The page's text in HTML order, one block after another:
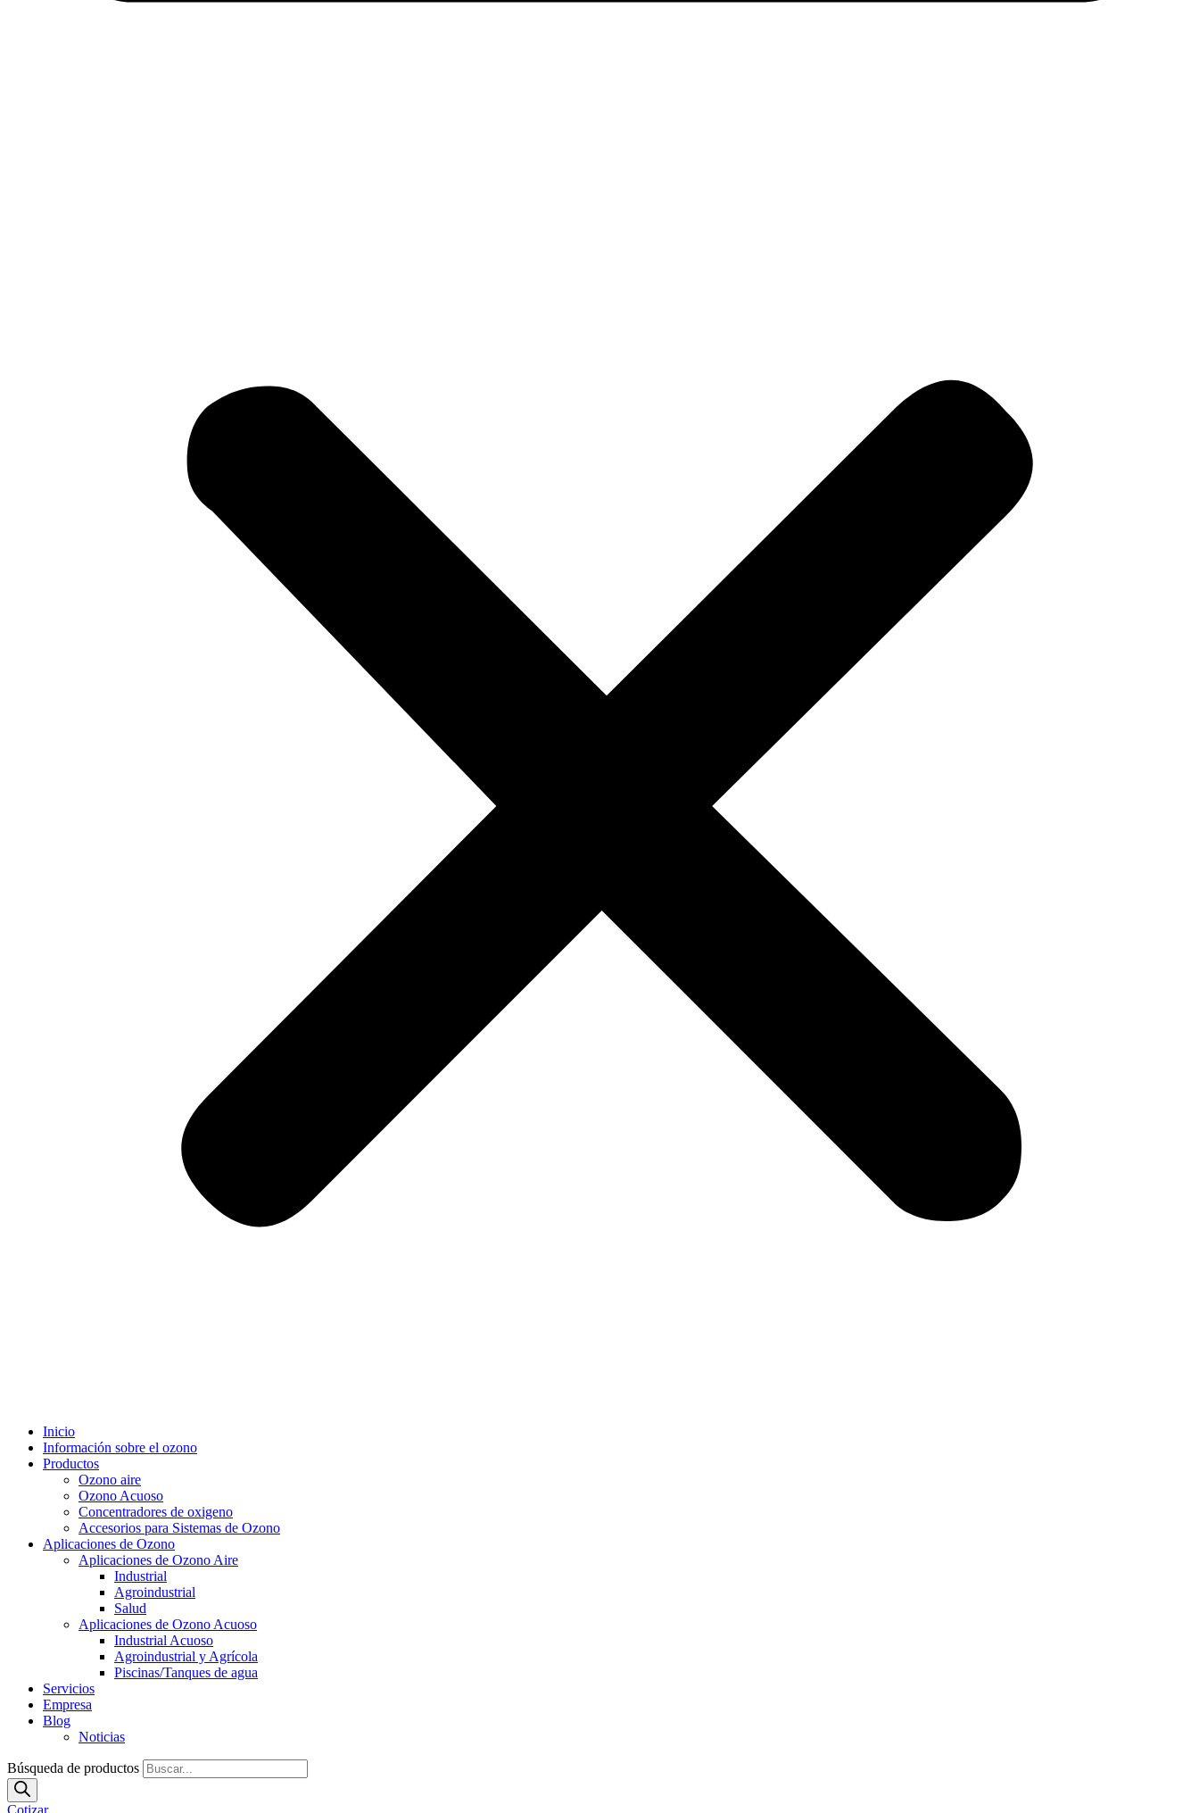
Inicio
Información sobre el ozono
Productos
Ozono aire
Ozono Acuoso
Concentradores de oxigeno
Accesorios para Sistemas de Ozono
Aplicaciones de Ozono
Aplicaciones de Ozono Aire
Industrial
Agroindustrial
Salud
Aplicaciones de Ozono Acuoso
Industrial Acuoso
Agroindustrial y Agrícola
Piscinas/Tanques de agua
Servicios
Empresa
Blog
Noticias
Búsqueda de productos
Cotizar